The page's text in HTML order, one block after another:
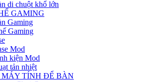
di chuột khổ lớn
GAMING
Gaming
Gaming
Mod
kiện Mod
tản nhiệt
MÁY TÍNH ĐỂ BÀN